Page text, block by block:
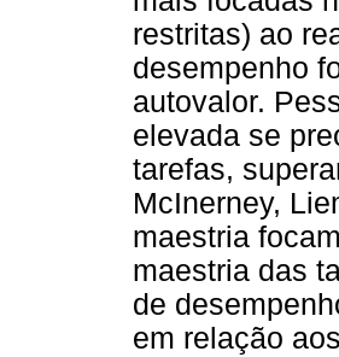
restritas) ao
desempenho
autovalor.
elevada se
tarefas,
McInerney,
maestria
maestria das
de
em relação